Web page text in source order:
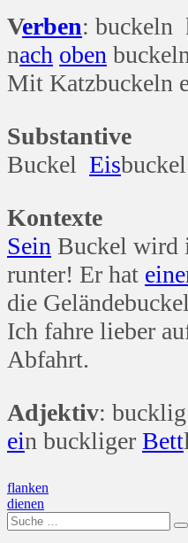
Verben: buckeln
nach oben
Mit Katzbuckeln
Substantive
Buckel Eis
Kontexte
Sein Buckel wird
runter! Er hat
die Geländebuckel
Ich fahre lieber
Abfahrt.
Adjektiv: bucklig
ein buckliger Bett
Beitragsnavigation
flanken
dienen
Suche
nach: